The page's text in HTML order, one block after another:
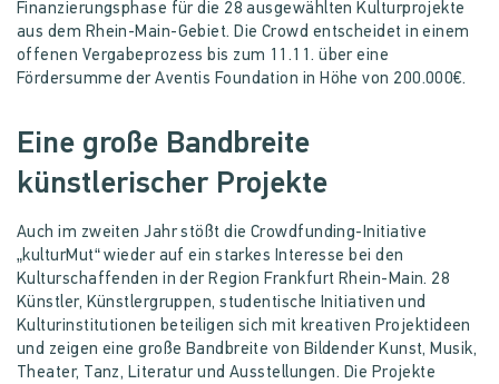
Finanzierungsphase für die 28 ausgewählten Kulturprojekte
aus dem Rhein-Main-Gebiet. Die Crowd entscheidet in einem
offenen Vergabeprozess bis zum 11.11. über eine
Fördersumme der Aventis Foundation in Höhe von 200.000€.
Eine große Bandbreite
künstlerischer Projekte
Auch im zweiten Jahr stößt die Crowdfunding-Initiative
„kulturMut“ wieder auf ein starkes Interesse bei den
Kulturschaffenden in der Region Frankfurt Rhein-Main. 28
Künstler, Künstlergruppen, studentische Initiativen und
Kulturinstitutionen beteiligen sich mit kreativen Projektideen
und zeigen eine große Bandbreite von Bildender Kunst, Musik,
Theater, Tanz, Literatur und Ausstellungen. Die Projekte